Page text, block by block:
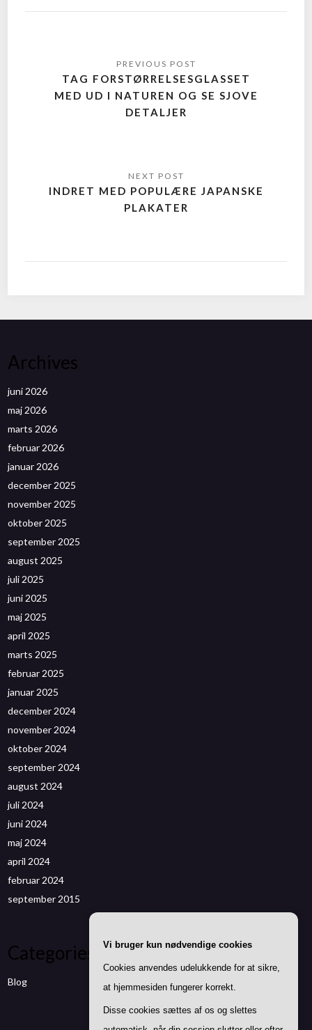
TAG FORSTØRRELSESGLASSET
MED UD I NATUREN OG SE SJOVE
DETALJER
INDRET MED POPULÆRE JAPANSKE
PLAKATER
Archives
juni 2026
maj 2026
marts 2026
februar 2026
januar 2026
december 2025
november 2025
oktober 2025
september 2025
august 2025
juli 2025
juni 2025
maj 2025
april 2025
marts 2025
februar 2025
januar 2025
december 2024
november 2024
oktober 2024
september 2024
august 2024
juli 2024
juni 2024
maj 2024
april 2024
februar 2024
september 2015
Categories
Blog
Vi bruger kun nødvendige cookies
Cookies anvendes udelukkende for at sikre,
at hjemmesiden fungerer korrekt.
Disse cookies sættes af os og slettes